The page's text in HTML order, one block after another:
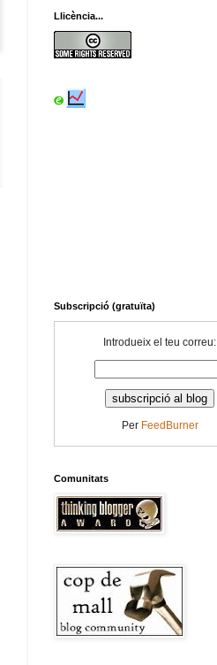
Llicència...
Subscripció (gratuïta)
Introdueix el teu correu:
Per FeedBurner
Comunitats